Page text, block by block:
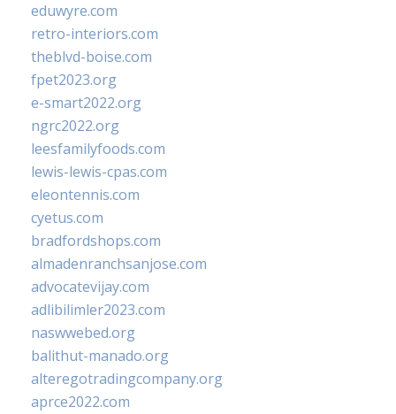
eduwyre.com
retro-interiors.com
theblvd-boise.com
fpet2023.org
e-smart2022.org
ngrc2022.org
leesfamilyfoods.com
lewis-lewis-cpas.com
eleontennis.com
cyetus.com
bradfordshops.com
almadenranchsanjose.com
advocatevijay.com
adlibilimler2023.com
naswwebed.org
balithut-manado.org
alteregotradingcompany.org
aprce2022.com